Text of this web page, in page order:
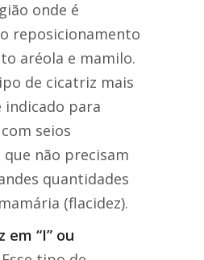
onde é
reposicionamento
aréola e mamilo.
de cicatriz mais
indicado para
seios
que não precisam
quantidades
(flacidez).
em “I” ou